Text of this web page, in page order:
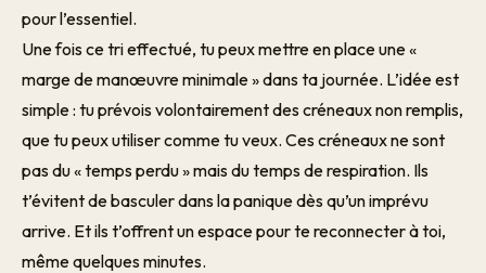
pour l’essentiel.
Une fois ce tri effectué, tu peux mettre en place une «
marge de manœuvre minimale » dans ta journée. L’idée est
simple : tu prévois volontairement des créneaux non remplis,
que tu peux utiliser comme tu veux. Ces créneaux ne sont
pas du « temps perdu » mais du temps de respiration. Ils
t’évitent de basculer dans la panique dès qu’un imprévu
arrive. Et ils t’offrent un espace pour te reconnecter à toi,
même quelques minutes.